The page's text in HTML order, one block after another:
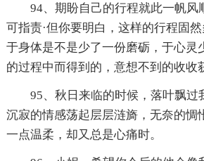
94、期盼自己的行程就此一帆风
可指责·但你要明白，这样的行程固
于身体是不是少了一份磨砺，于心灵
的过程中而得到的，意想不到的收收
95、秋日来临的时候，落叶飘过
沉寂的情感荡起层层涟旖，无奈的惆
一点温柔，却又总是心痛时。